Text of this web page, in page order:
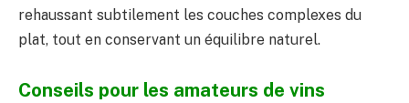
rehaussant subtilement les couches complexes du
plat, tout en conservant un équilibre naturel.
Conseils pour les amateurs de vins